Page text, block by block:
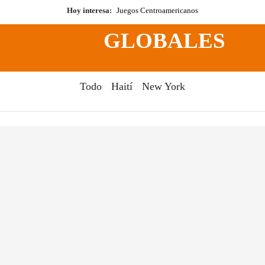
Hoy interesa: Juegos Centroamericanos
GLOBALES
Todo Haití New York